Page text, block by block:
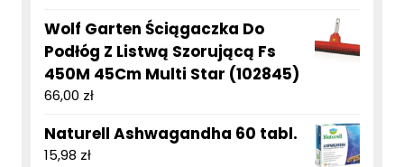
Wolf Garten Ściągaczka Do
Podłóg Z Listwą Szorującą Fs
450M 45Cm Multi Star (102845)
66,00 zł
Naturell Ashwagandha 60 tabl.
15,98 zł